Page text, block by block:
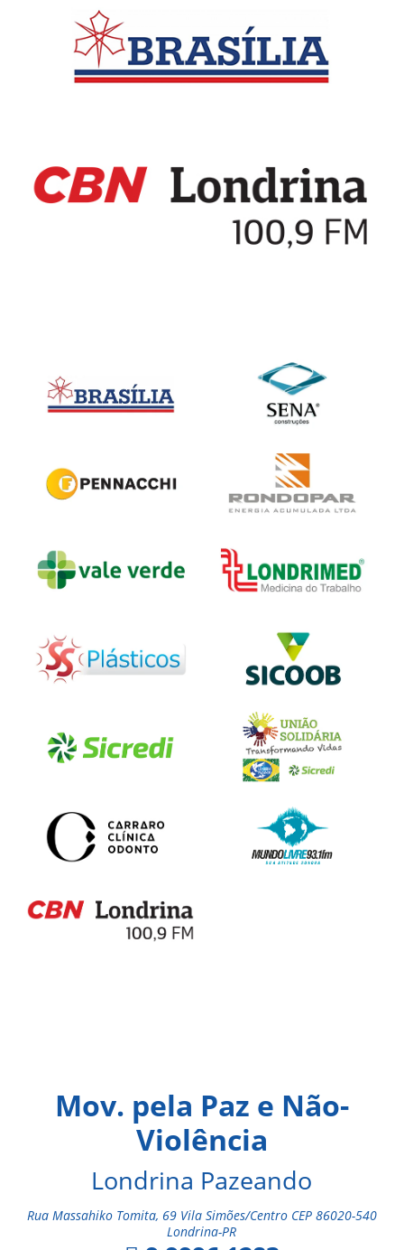
Mov. pela Paz e Não-
Violência
Londrina Pazeando
Rua Massahiko Tomita, 69 Vila Simões/Centro CEP 86020-540
Londrina-PR